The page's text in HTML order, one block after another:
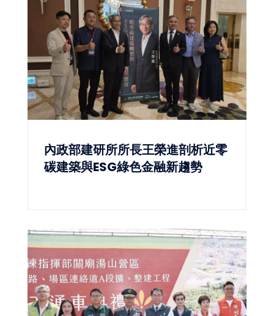
內政部建研所所長王榮進剖析近零
碳建築與ESG綠色金融新趨勢